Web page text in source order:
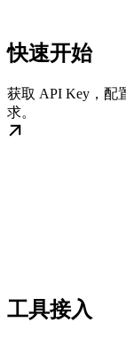
快速开始
获取 API Key，配
求。
工具接入